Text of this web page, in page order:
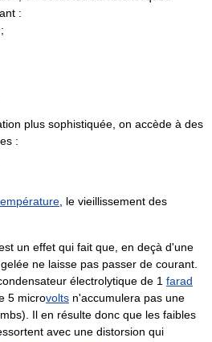
:
plus sophistiquée, on accède à des
:
, le vieillissement des
un effet qui fait que, en deçà d'une
ne laisse pas passer de courant.
électrolytique de 1 farad
5 microvolts n'accumulera pas une
Il en résulte donc que les faibles
avec une distorsion qui